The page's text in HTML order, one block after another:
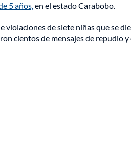
5 años,en el estado Carabobo.
violaciones de siete niñas que se
cientos de mensajes de repudio